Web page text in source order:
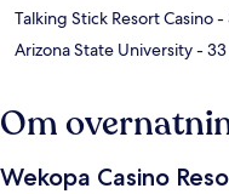
Talking Stick Resort Casino-
Arizona State University-
Om
Wekopa Casino